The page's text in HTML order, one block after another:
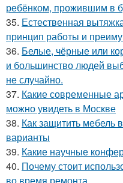
ребёнком, прожившим в
35. Естественная
принцип работы и
36. Белые, чёрные или
и большинство людей
не случайно.
37. Какие современные
можно увидеть в Москве
38. Как защитить мебель
варианты
39. Какие научные
40. Почему стоит
во время ремонта